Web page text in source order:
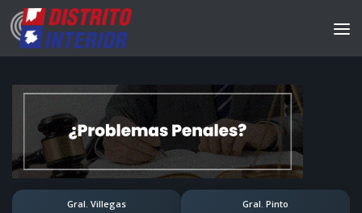
Gral. Villegas Gral. Pinto